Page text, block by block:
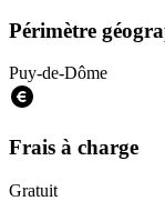
Périmètre
Puy-de-Dôme
Frais à charge
Gratuit